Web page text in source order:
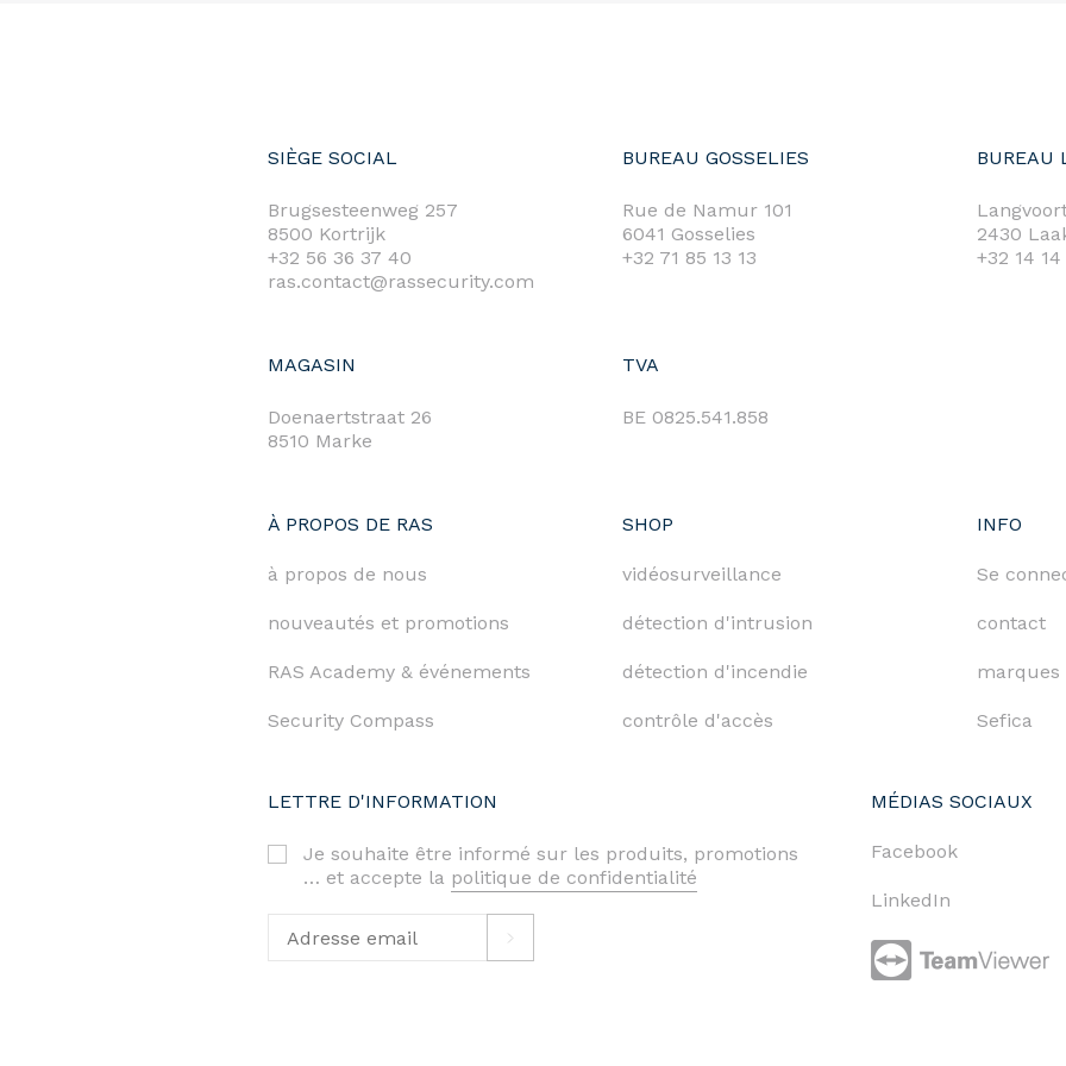
SIÈGE SOCIAL
Brugsesteenweg 257
8500 Kortrijk
+32 56 36 37 40
ras.contact@rassecurity.com
BUREAU GOSSELIES
Rue de Namur 101
6041 Gosselies
+32 71 85 13 13
BUREAU
2430
+32 14 14
MAGASIN
Doenaertstraat 26
8510 Marke
TVA
BE 0825.541.858
À PROPOS DE RAS
à propos de nous
nouveautés et promotions
RAS Academy & événements
Security Compass
SHOP
vidéosurveillance
détection d'intrusion
détection d'incendie
contrôle d'accès
INFO
Se
contact
marques
Sefica
LETTRE D'INFORMATION
Je souhaite être informé sur les produits, promotions
… et accepte la politique de confidentialité
MÉDIAS SOCIAUX
Facebook
LinkedIn